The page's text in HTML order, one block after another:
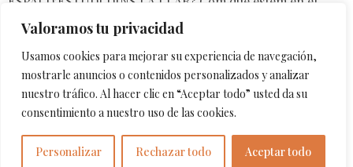
Valoramos tu privacidad
Usamos cookies para mejorar su experiencia de navegación,
mostrarle anuncios o contenidos personalizados y analizar
nuestro tráfico. Al hacer clic en “Aceptar todo” usted da su
consentimiento a nuestro uso de las cookies.
Personalizar Rechazar todo Aceptar todo
moment que estem: siguem pràctics! Aquest és un tema
que volia abordar fa temps per tots els freelance o
autònoms que comparteixen casa i espai de treball, però
que avui, pren encara més rellevància, quan una […]
Per fi em presento!